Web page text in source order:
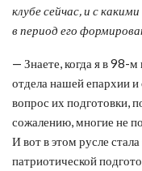
клубе сейчас, и с
в период его
— Знаете, когда я в 98-
отдела нашей епархии
вопрос их подготовки,
сожалению, многие не
И вот в этом русле
патриотической